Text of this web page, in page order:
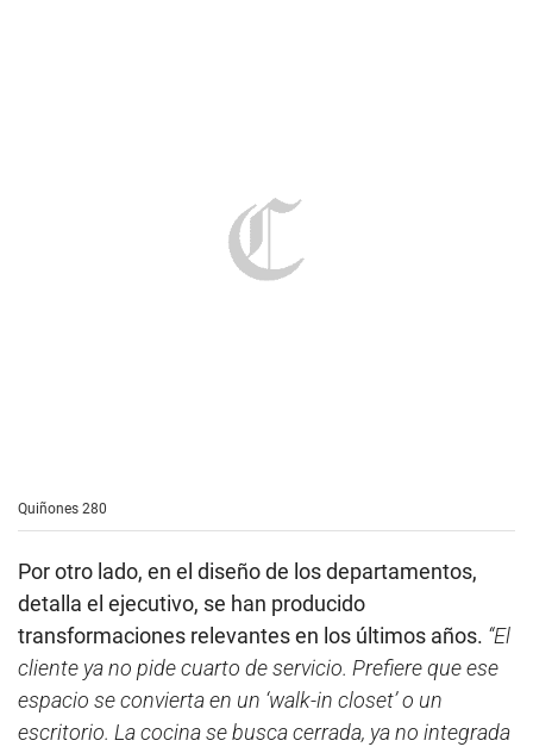
Quiñones 280
Por otro lado, en el diseño de los departamentos,
detalla el ejecutivo, se han producido
transformaciones relevantes en los últimos años. “El
cliente ya no pide cuarto de servicio. Prefiere que ese
espacio se convierta en un ‘walk-in closet’ o un
escritorio. La cocina se busca cerrada, ya no integrada